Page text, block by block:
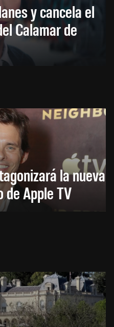
y cancela el
Calamar de
la nueva
Apple TV